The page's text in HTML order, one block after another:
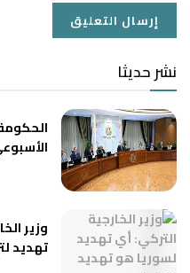
نشر حديثا
وزير
تهديد